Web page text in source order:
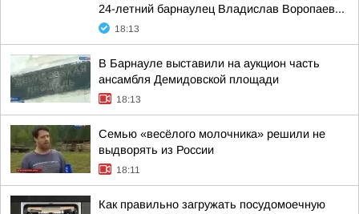
24-летний барнаулец Владислав Воропаев...
18:13
В Барнауле выставили на аукцион часть
ансамбля Демидовской площади
18:13
Семью «весёлого молочника» решили не
выдворять из России
18:11
Как правильно загружать посудомоечную